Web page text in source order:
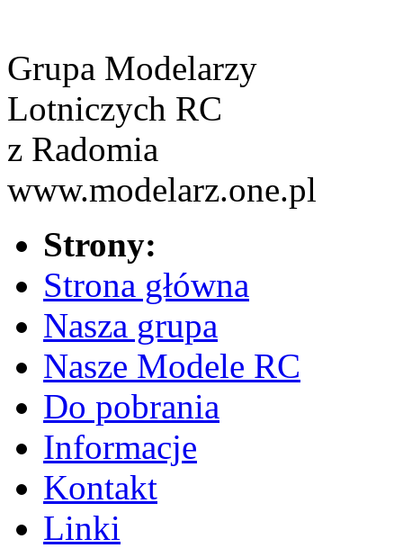
Grupa Modelarzy
Lotniczych RC
z Radomia
www.modelarz.one.pl
Strony:
Strona główna
Nasza grupa
Nasze Modele RC
Do pobrania
Informacje
Kontakt
Linki